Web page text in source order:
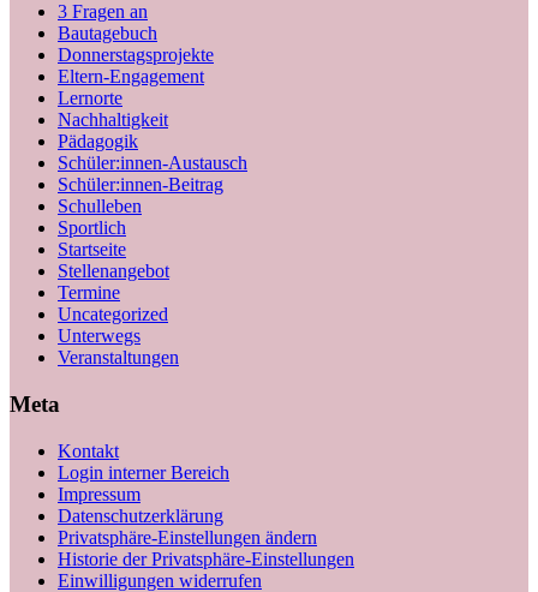
3 Fragen an
Bautagebuch
Donnerstagsprojekte
Eltern-Engagement
Lernorte
Nachhaltigkeit
Pädagogik
Schüler:innen-Austausch
Schüler:innen-Beitrag
Schulleben
Sportlich
Startseite
Stellenangebot
Termine
Uncategorized
Unterwegs
Veranstaltungen
Meta
Kontakt
Login interner Bereich
Impressum
Datenschutzerklärung
Privatsphäre-Einstellungen ändern
Historie der Privatsphäre-Einstellungen
Einwilligungen widerrufen